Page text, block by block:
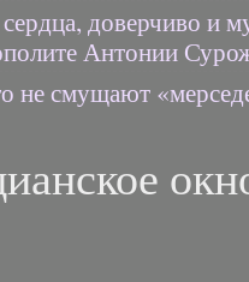
сердца, доверчиво и
Антонии
не смущают